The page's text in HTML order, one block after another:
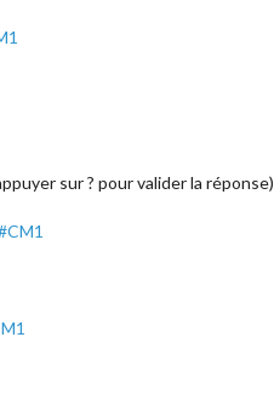
sur ? pour valider la réponse)